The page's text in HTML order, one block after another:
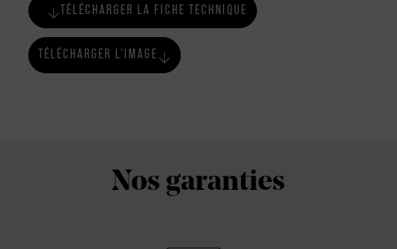
TÉLÉCHARGER LA FICHE TECHNIQUE
TÉLÉCHARGER L'IMAGE
Nos garanties